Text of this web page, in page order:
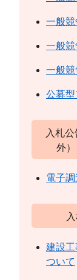
一般競
一般競
一般競
公募
入札
外）
電子調
建設
ついて